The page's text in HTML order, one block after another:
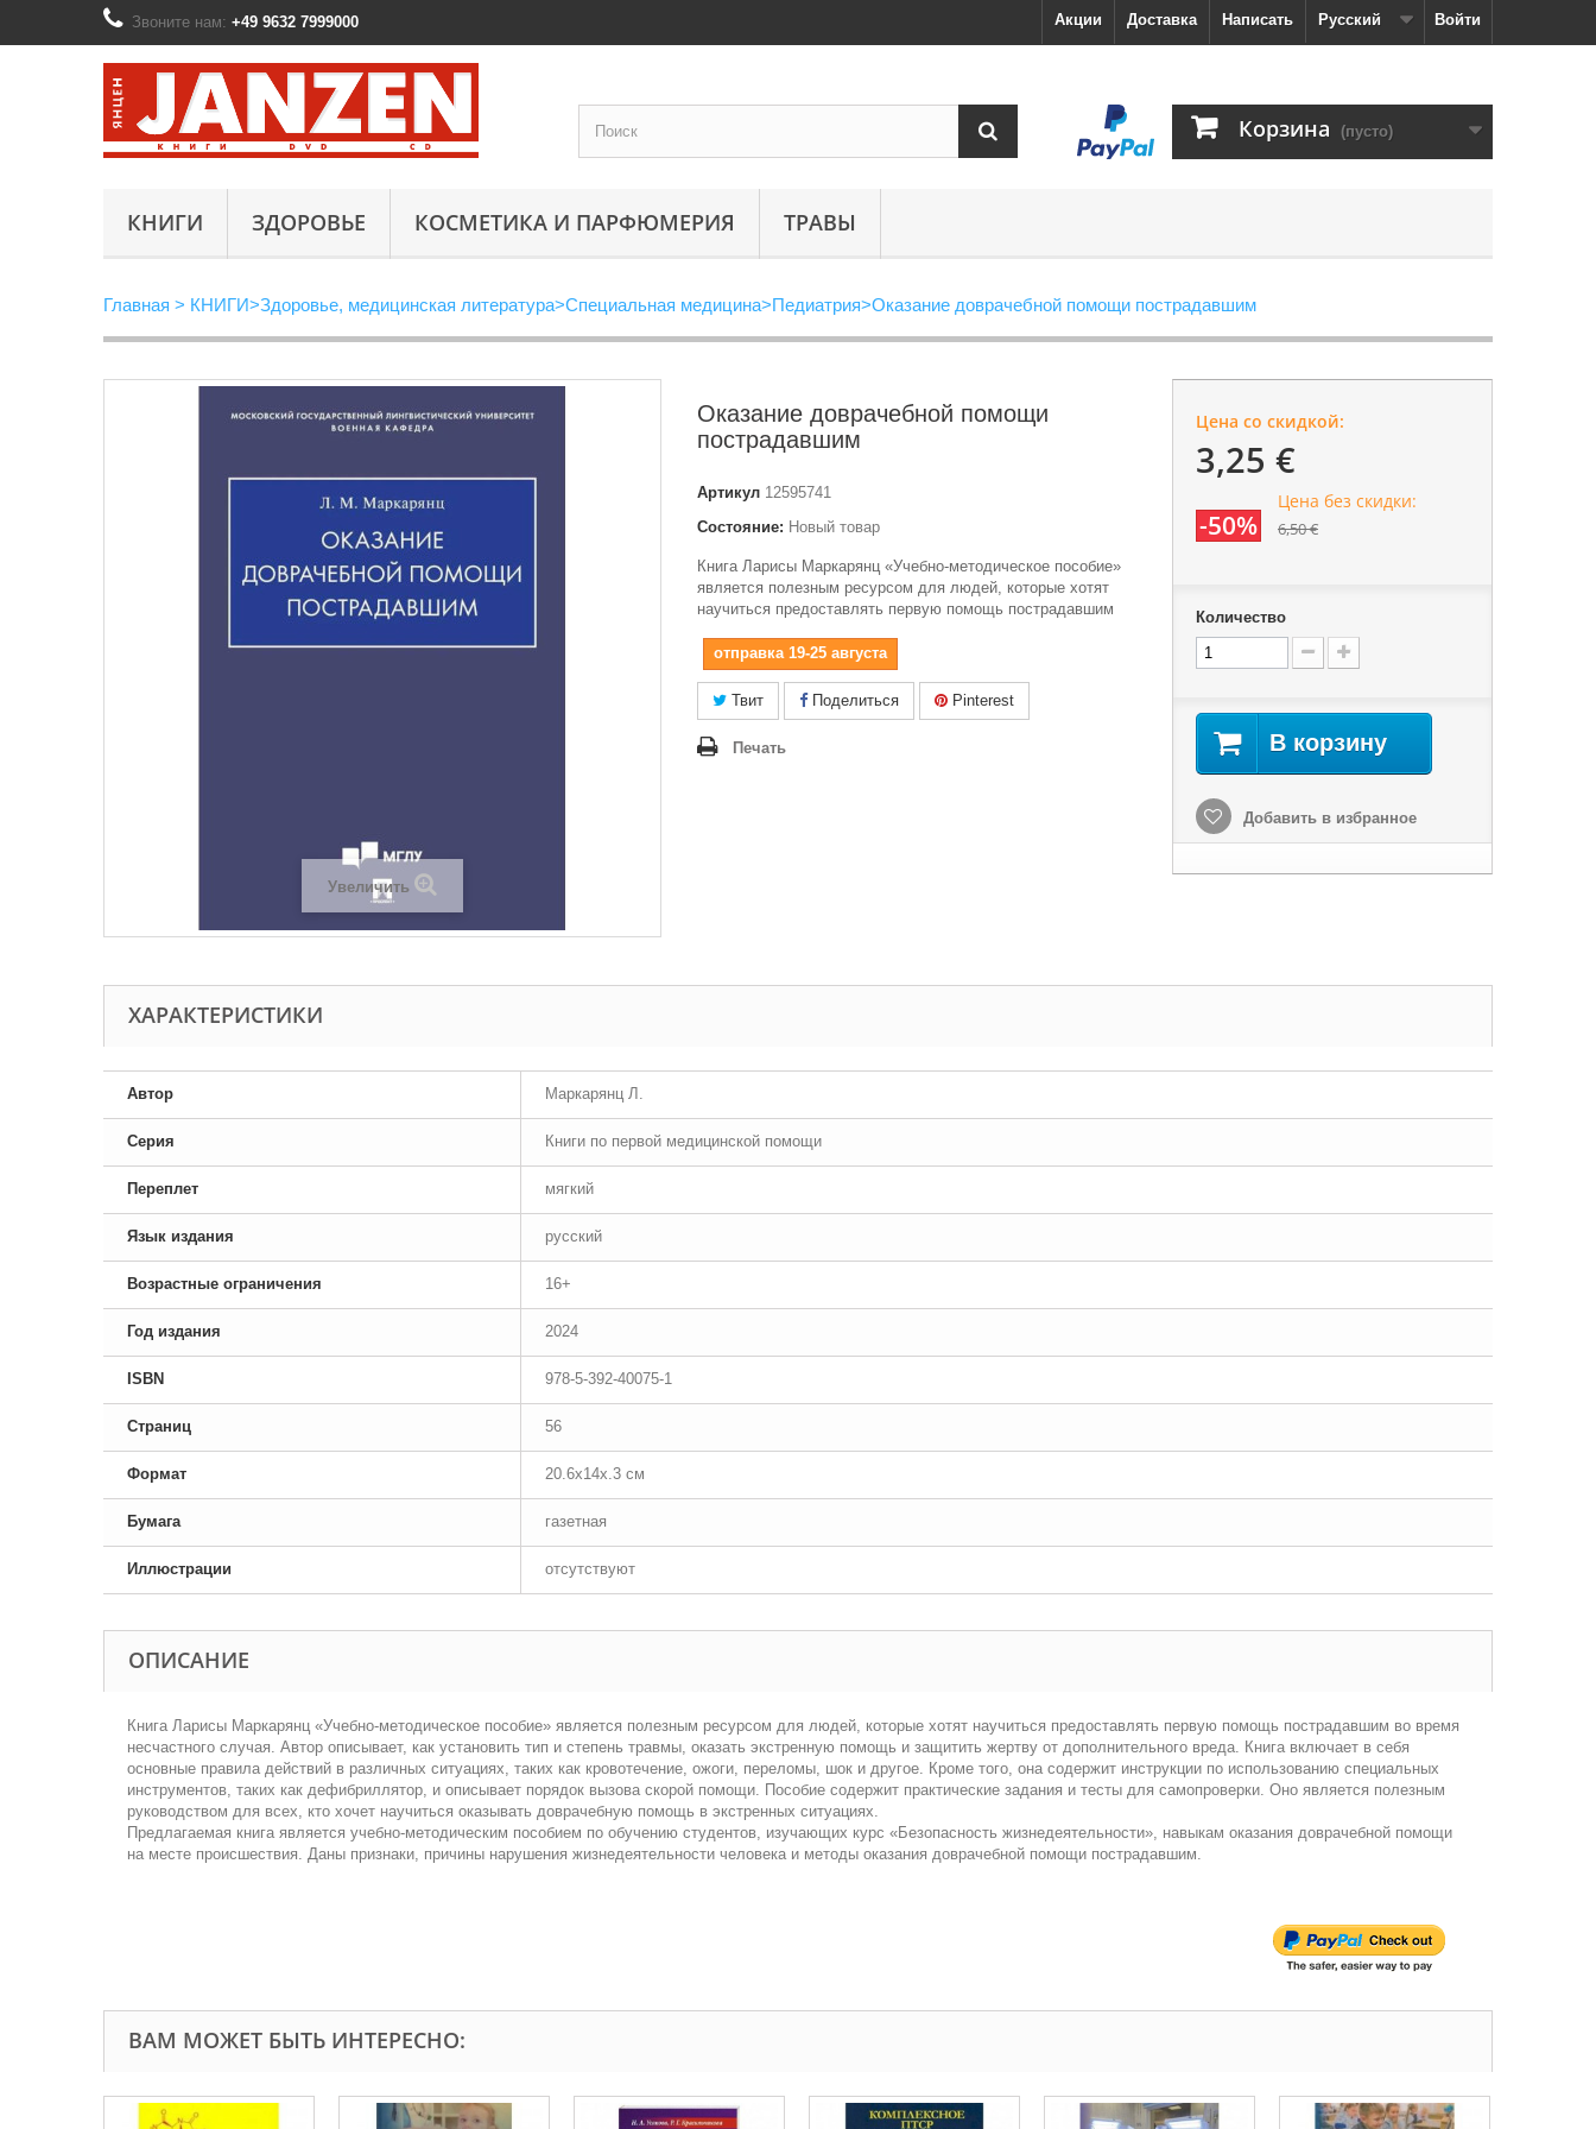
Войти
Русский
Написать
Доставка
Акции
Звоните нам: +49 9632 7999000
Корзина (пусто)
КНИГИ ЗДОРОВЬЕ КОСМЕТИКА И ПАРФЮМЕРИЯ ТРАВЫ
Главная > КНИГИ>Здоровье, медицинская литература>Специальная медицина>Педиатрия>Оказание доврачебной помощи пострадавшим
Увеличить
Оказание доврачебной помощи
пострадавшим
Артикул 12595741
Состояние: Новый товар
Книга Ларисы Маркарянц «Учебно-методическое пособие»
является полезным ресурсом для людей, которые хотят
научиться предоставлять первую помощь пострадавшим
отправка 19-25 августа
Твит Поделиться Pinterest
Печать
Цена со скидкой:
3,25 €
-50%
Цена без скидки:
6,50 €
Количество
В корзину
Добавить в избранное
ХАРАКТЕРИСТИКИ
Автор Маркарянц Л.
Серия Книги по первой медицинской помощи
Переплет мягкий
Язык издания русский
Возрастные ограничения 16+
Год издания 2024
ISBN 978-5-392-40075-1
Страниц 56
Формат 20.6x14x.3 см
Бумага газетная
Иллюстрации отсутствуют
ОПИСАНИЕ
Книга Ларисы Маркарянц «Учебно-методическое пособие» является полезным ресурсом для людей, которые хотят научиться предоставлять первую помощь пострадавшим во время
несчастного случая. Автор описывает, как установить тип и степень травмы, оказать экстренную помощь и защитить жертву от дополнительного вреда. Книга включает в себя
основные правила действий в различных ситуациях, таких как кровотечение, ожоги, переломы, шок и другое. Кроме того, она содержит инструкции по использованию специальных
инструментов, таких как дефибриллятор, и описывает порядок вызова скорой помощи. Пособие содержит практические задания и тесты для самопроверки. Оно является полезным
руководством для всех, кто хочет научиться оказывать доврачебную помощь в экстренных ситуациях.
Предлагаемая книга является учебно-методическим пособием по обучению студентов, изучающих курс «Безопасность жизнедеятельности», навыкам оказания доврачебной помощи
на месте происшествия. Даны признаки, причины нарушения жизнедеятельности человека и методы оказания доврачебной помощи пострадавшим.
ВАМ МОЖЕТ БЫТЬ ИНТЕРЕСНО: